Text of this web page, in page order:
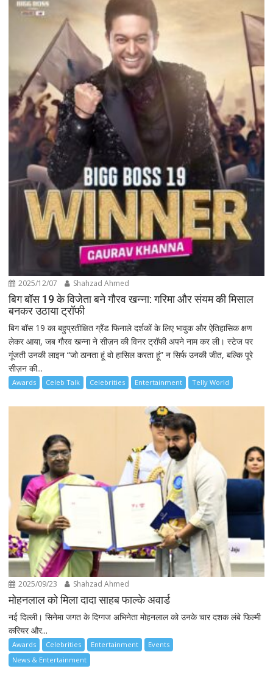
2025/12/07 Shahzad Ahmed
बिग बॉस 19 के विजेता बने गौरव खन्ना: गरिमा और संयम की मिसाल
बनकर उठाया ट्रॉफी
बिग बॉस 19 का बहुप्रतीक्षित ग्रैंड फिनाले दर्शकों के लिए भावुक और ऐतिहासिक क्षण
लेकर आया, जब गौरव खन्ना ने सीज़न की विनर ट्रॉफी अपने नाम कर ली। स्टेज पर
गूंजती उनकी लाइन “जो ठानता हूं वो हासिल करता हूं” न सिर्फ उनकी जीत, बल्कि पूरे
सीज़न की...
Awards Celeb Talk Celebrities Entertainment Telly World
2025/09/23 Shahzad Ahmed
मोहनलाल को मिला दादा साहब फाल्के अवार्ड
नई दिल्ली। सिनेमा जगत के दिग्गज अभिनेता मोहनलाल को उनके चार दशक लंबे फिल्मी
करियर और...
Awards Celebrities Entertainment
Events
News & Entertainment